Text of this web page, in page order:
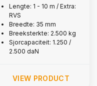
lashing strap, 2,500
kg
Lengte: 1 - 10 m / Extra:
RVS
Breedte: 35 mm
Breeksterkte: 2.500 kg
Sjorcapaciteit: 1.250 /
2.500 daN
VIEW PRODUCT